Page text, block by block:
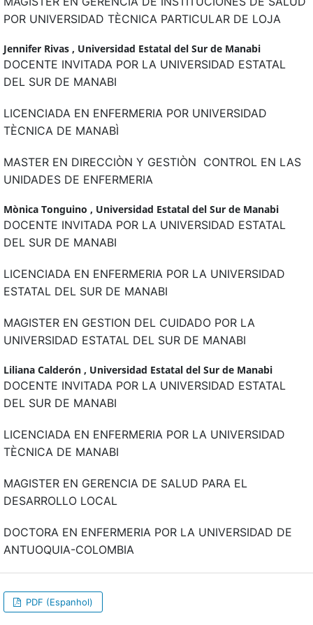
POR UNIVERSIDAD TÈCNICA PARTICULAR DE LOJA
Jennifer Rivas , Universidad Estatal del Sur de Manabi
DOCENTE INVITADA POR LA UNIVERSIDAD ESTATAL
DEL SUR DE MANABI
LICENCIADA EN ENFERMERIA POR UNIVERSIDAD
TÈCNICA DE MANABÌ
MASTER EN DIRECCIÒN Y GESTIÒN CONTROL EN LAS
UNIDADES DE ENFERMERIA
Mònica Tonguino , Universidad Estatal del Sur de Manabi
DOCENTE INVITADA POR LA UNIVERSIDAD ESTATAL
DEL SUR DE MANABI
LICENCIADA EN ENFERMERIA POR LA UNIVERSIDAD
ESTATAL DEL SUR DE MANABI
MAGISTER EN GESTION DEL CUIDADO POR LA
UNIVERSIDAD ESTATAL DEL SUR DE MANABI
Liliana Calderón , Universidad Estatal del Sur de Manabi
DOCENTE INVITADA POR LA UNIVERSIDAD ESTATAL
DEL SUR DE MANABI
LICENCIADA EN ENFERMERIA POR LA UNIVERSIDAD
TÈCNICA DE MANABI
MAGISTER EN GERENCIA DE SALUD PARA EL
DESARROLLO LOCAL
DOCTORA EN ENFERMERIA POR LA UNIVERSIDAD DE
ANTUOQUIA-COLOMBIA
PDF (Espanhol)